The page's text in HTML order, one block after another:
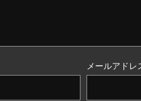
メールアドレ